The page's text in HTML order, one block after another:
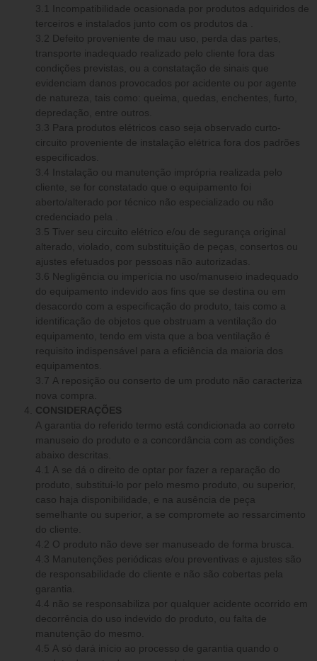
3.1 Incompatibilidade ocasionada por produtos adquiridos de
terceiros e instalados junto com os produtos da .
3.2 Defeito proveniente de mau uso, perda das partes,
transporte inadequado realizado pelo cliente fora das
condições previstas, ou a constatação de sinais que
evidenciam danos provocados por acidente ou por agente
de natureza, tais como: queima, quedas, enchentes, furto,
depredação, entre outros.
3.3 Para produtos elétricos caso seja observado curto-
circuito proveniente de instalação elétrica fora dos padrões
especificados.
3.4 Instalação ou manutenção imprópria realizada pelo
cliente, se for constatado que o equipamento foi
aberto/alterado por técnico não especializado ou não
credenciado pela .
3.5 Tiver seu circuito elétrico e/ou de segurança original
alterado, violado, com substituição de peças, consertos ou
ajustes efetuados por pessoas não autorizadas.
3.6 Negligência ou imperícia no uso/manuseio inadequado
do equipamento indevido aos fins que se destina ou em
desacordo com a especificação do produto, tais como a
identificação de objetos que obstruam a ventilação do
equipamento, tendo em vista que a boa ventilação é
requisito indispensável para a eficiência da maioria dos
equipamentos.
3.7 A reposição ou conserto de um produto não caracteriza
nova compra.
CONSIDERAÇÕES
A garantia do referido termo está condicionada ao correto
manuseio do produto e a concordância com as condições
abaixo descritas.
4.1 A se dá o direito de optar por fazer a reparação do
produto, substitui-lo por pelo mesmo produto, ou superior,
caso haja disponibilidade, e na ausência de peça
semelhante ou superior, a se compromete ao ressarcimento
do cliente.
4.2 O produto não deve ser manuseado de forma brusca.
4.3 Manutenções periódicas e/ou preventivas e ajustes são
de responsabilidade do cliente e não são cobertas pela
garantia.
4.4 não se responsabiliza por qualquer acidente ocorrido em
decorrência do uso indevido do produto, ou falta de
manutenção do mesmo.
4.5 A só dará início ao processo de garantia quando o